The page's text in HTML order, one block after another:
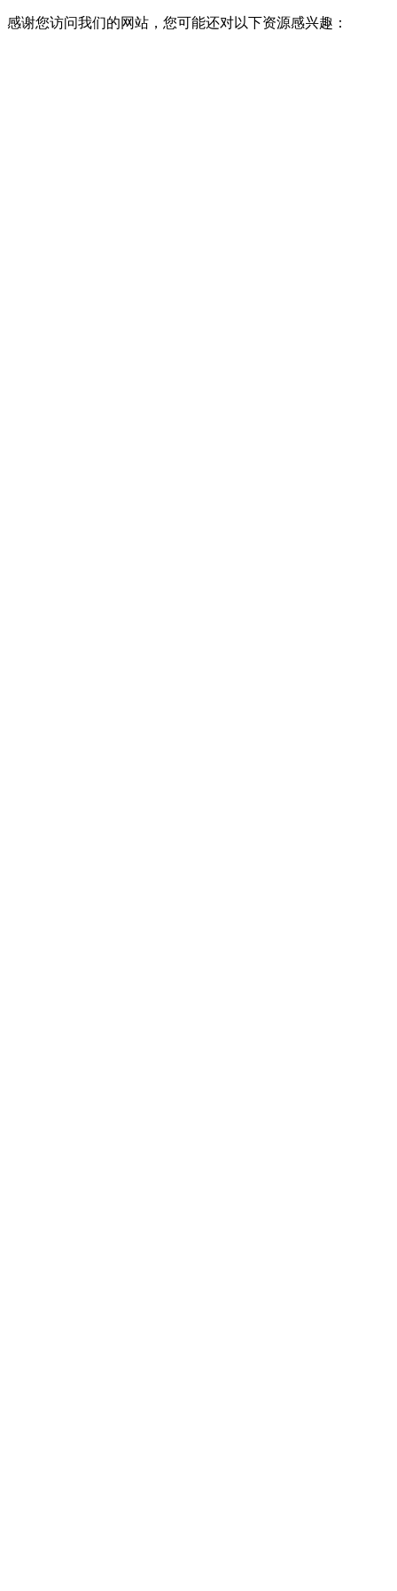
感谢您访问我们的网站，您可能还对以下资源感兴趣：